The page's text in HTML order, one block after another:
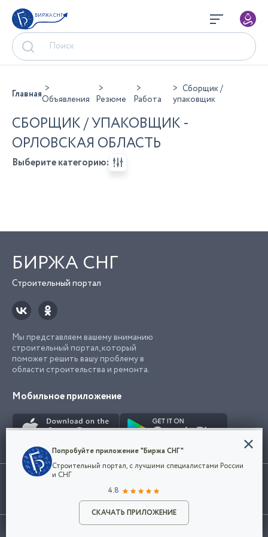
БИРЖА СНГ
Разместить объявление
ГлавнаяОбъявления Резюме Работа
Сборщик /
упаковщик
СБОРЩИК / УПАКОВЩИК -
ОРЛОВСКАЯ ОБЛАСТЬ
Выберите категорию:
БИРЖА СНГ
Строительный портал
Мы представляем вашему вниманию
строительный портал, который
поможет решить вашу проблему в
области строительства и ремонта.
Мобильное приложение
Использование сайта, в том числе подача объявлений, означает
марки представленные на сайте являются собственностью их
©2026Биржа СНГ
Конфиденциальность
Мы используем файлы cookie, чтобы сделать
наш сайт удобным для каждого
Политикой конфиденциальности компании
и принимаете условия использования cookie.
Попробуйте приложение "Биржа СНГ"
Строительный портал, с лучшими специалистами России
и СНГ
4.8
СКАЧАТЬ ПРИЛОЖЕНИЕ